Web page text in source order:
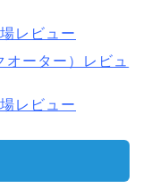
レビュー
ーター）レビュ
レビュー